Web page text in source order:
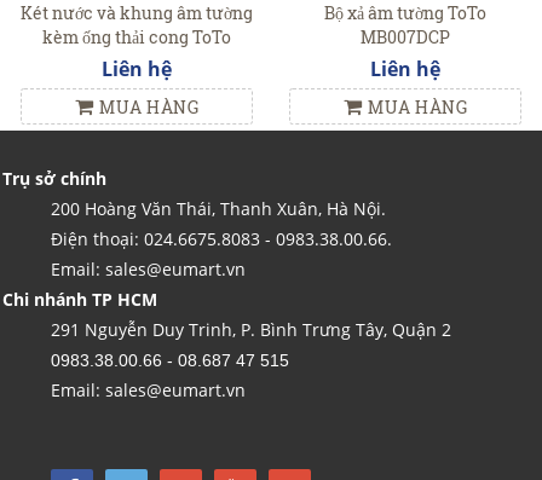
Két nước và khung âm tường
kèm ống thải cong ToTo
WH010
Liên hệ
MUA HÀNG
Bộ xả âm tường ToTo
MB007DCP
Liên hệ
MUA HÀNG
Trụ sở chính
200 Hoàng Văn Thái, Thanh Xuân, Hà Nội.
Điện thoại: 024.6675.8083 - 0983.38.00.66.
Email: sales@eumart.vn
Chi nhánh TP HCM
291 Nguyễn Duy Trinh, P. Bình Trưng Tây, Quận 2
0983.38.00.66 - 08.687 47 515
Email: sales@eumart.vn